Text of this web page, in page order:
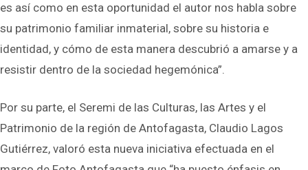
es así como en esta oportunidad el autor nos habla sobre
su patrimonio familiar inmaterial, sobre su historia e
identidad, y cómo de esta manera descubrió a amarse y a
resistir dentro de la sociedad hegemónica”.
Por su parte, el Seremi de las Culturas, las Artes y el
Patrimonio de la región de Antofagasta, Claudio Lagos
Gutiérrez, valoró esta nueva iniciativa efectuada en el